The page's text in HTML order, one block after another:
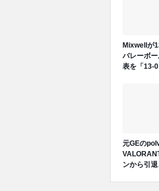
Mixwellが
バレーボ
表を「13-
元GEの
ンから引